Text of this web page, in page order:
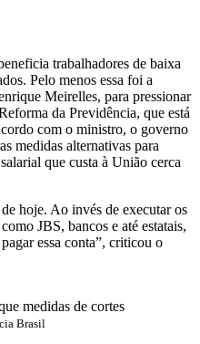
trabalhadores de baixa
Pelo menos essa foi a
Meirelles, para pressionar
da Previdência, que está
com o ministro, o governo
medidas alternativas para
que custa à União cerca
hoje. Ao invés de executar os
JBS, bancos e até estatais,
essa conta”, criticou o
medidas de cortes
Brasil